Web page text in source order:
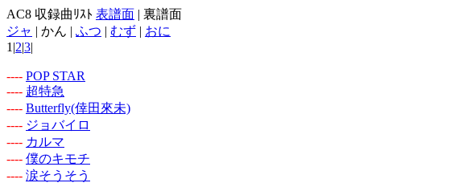
AC8 収録曲ﾘｽﾄ 表譜面 | 裏譜面
ジャ | かん | ふつ | むず | おに
1|2|3|
---- POP STAR
---- 超特急
---- Butterfly(倖田來未)
---- ジョバイロ
---- カルマ
---- 僕のキモチ
---- 涙そうそう